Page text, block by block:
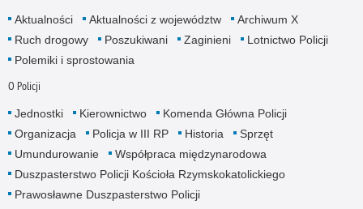
Aktualności Aktualności z województw
Archiwum X
Ruch drogowy
Poszukiwani Zaginieni
Lotnictwo Policji
Polemiki i sprostowania
O Policji
Jednostki Kierownictwo
Komenda Główna Policji
Organizacja
Policja w III RP Historia
Sprzęt
Umundurowanie
Współpraca międzynarodowa
Duszpasterstwo Policji Kościoła Rzymskokatolickiego
Prawosławne Duszpasterstwo Policji